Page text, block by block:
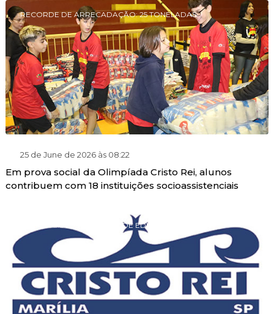
RECORDE DE ARRECADAÇÃO: 25 TONELADAS
25 de June de 2026 às 08:22
Em prova social da Olimpíada Cristo Rei, alunos
contribuem com 18 instituições socioassistenciais
PROGRAMA DE GRATUIDADE EDUCACIONAL